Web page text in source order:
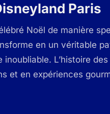
Paris
Noël de manière
en un véritable
L’histoire
et en expériences